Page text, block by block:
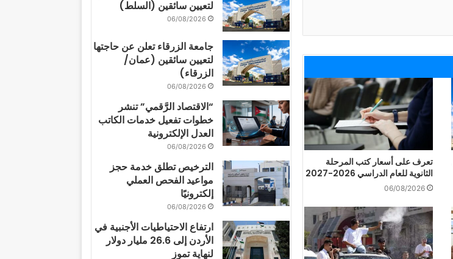
تعرف على أسعار كتب المرحلة
الثانوية للعام الدراسي 2026-2027
06/08/2026
لتعيين سائقين (السلط)
06/08/2026
جامعة الزرقاء تعلن عن حاجتها
لتعيين سائقين (عمان/
الزرقاء)
06/08/2026
“الاقتصاد الرَّقمي” تنشر
خطوات تفعيل خدمات الكاتب
العدل الإلكترونية
06/08/2026
الترخيص تطلق خدمة حجز
مواعيد الفحص العملي
إلكترونيًا
06/08/2026
ارتفاع الاحتياطيات الأجنبية في
الأردن إلى 26.6 مليار دولار
لنهاية تموز